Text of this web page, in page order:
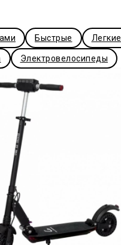
Быстрые Легкие
Электровелосипеды